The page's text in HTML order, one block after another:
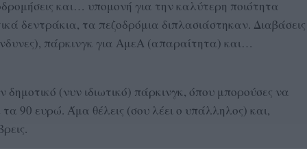
και… υπομονή για την καλύτερη ποιότητα
δεντράκια, τα πεζοδρόμια διπλασιάστηκαν. Διαβάσεις
πάρκινγκ για ΑμεΑ (απαραίτητα) και…
(νυν ιδιωτικό) πάρκινγκ, όπου μπορούσες να
90 ευρώ. Άμα θέλεις (σου λέει ο υπάλληλος) και,
τρόπο). Και ξυπνάς ένα πρωί και βλέπεις παντού